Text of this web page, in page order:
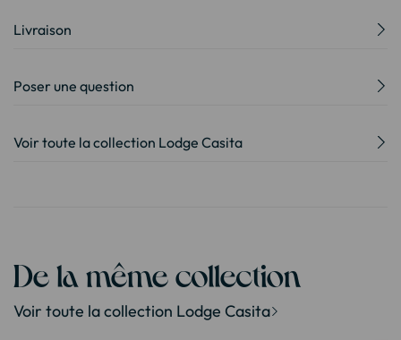
Livraison
Poser une question
Voir toute la collection Lodge Casita
De la même collection
Voir toute la collection Lodge Casita